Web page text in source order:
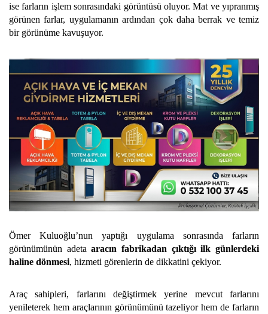
ise farların işlem sonrasındaki görüntüsü oluyor. Mat ve yıpranmış
görünen farlar, uygulamanın ardından çok daha berrak ve temiz
bir görünüme kavuşuyor.
Ömer Kuluoğlu’nun yaptığı uygulama sonrasında farların
görünümünün adetaaracın fabrikadan çıktığı ilk günlerdeki
haline dönmesi, hizmeti görenlerin de dikkatini çekiyor.
Araç sahipleri, farlarını değiştirmek yerine mevcut farlarını
yenileterek hem araçlarının görünümünü tazeliyor hem de farların